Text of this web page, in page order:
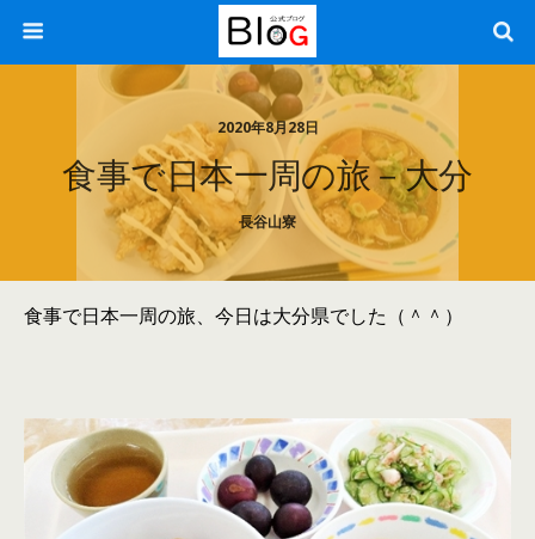
2020年8月28日
食事で日本一周の旅－大分
長谷山寮
食事で日本一周の旅、今日は大分県でした（＾＾）